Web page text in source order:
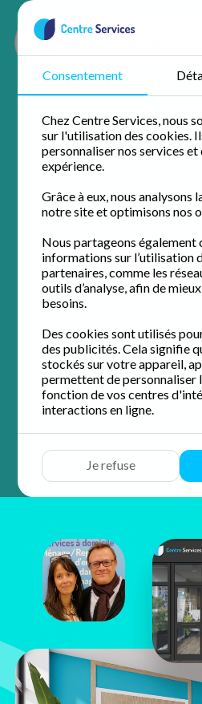
Consentement
Chez Centre Services, nous
sur l'utilisation des cookies.
personnaliser nos services
expérience.
Grâce à eux, nous analysons
notre site et optimisons nos
Nous partageons également
informations sur l’utilisation
partenaires, comme les
outils d’analyse, afin de
besoins.
Des cookies sont utilisés
des publicités. Cela signifie
stockés sur votre appareil,
permettent de personnaliser
fonction de vos centres
interactions en ligne.
Je refuse
Ménage
Ménage à
agence de proximité pour un
4.8 / 5
Devis Discuter
Nathalie &
Christophe
Glaize
28